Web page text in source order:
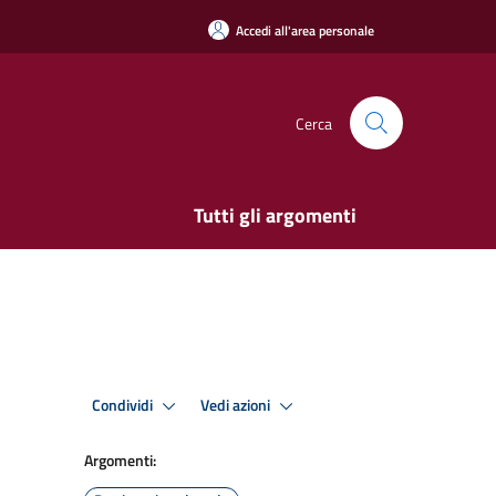
Accedi all'area personale
Cerca
Tutti gli argomenti
Condividi Vedi azioni
Argomenti: